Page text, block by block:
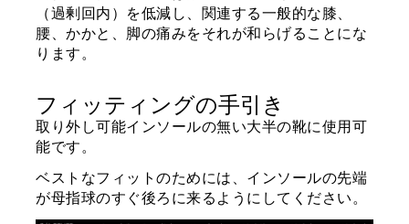
（過剰回内）を低減し、関連する一般的な膝、
腰、かかと、脚の痛みをそれが和らげることにな
ります。
フィッティングの手引き
取り外し可能インソールの無い大半の靴に使用可
能です。
ベストなフィットのためには、インソールの先端
が母指球のすぐ後ろに来るようにしてください。